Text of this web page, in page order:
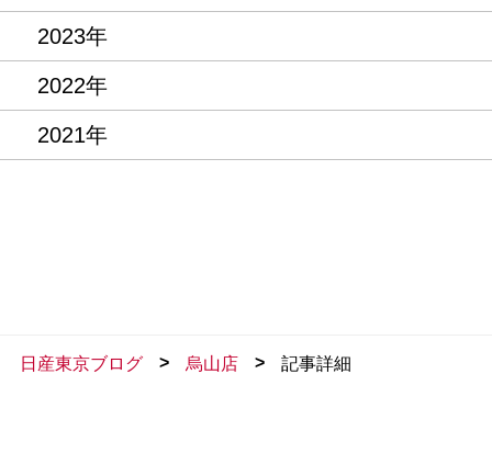
2023年
2022年
2021年
日産東京ブログ > 烏山店 > 記事詳細